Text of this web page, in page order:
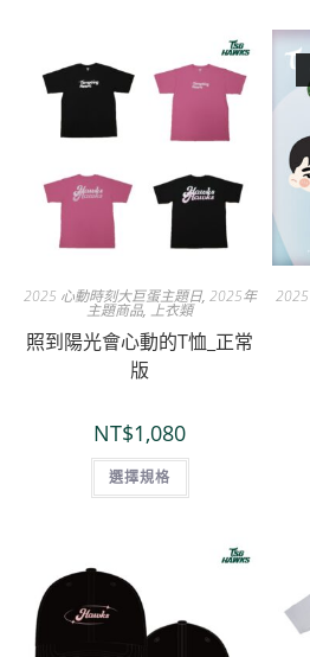
2025 心動時刻大巨蛋主題日, 2025年
主題商品, 上衣類
照到陽光會心動的T恤_正常
版
NT$1,080
選擇規格